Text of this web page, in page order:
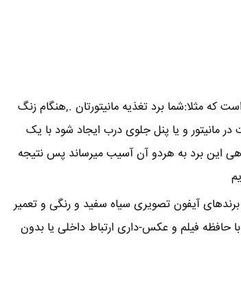
مثلا:شما برد تغذیه مانیتورتان .,هنگام زنگ
و یا پنل جلوی درب ایجاد شود با یک
این برد به هردو آن آسیب میرساند پس نتیجه
آیفون تصویری سیاه سفید و رنگی و تعمیر
فیلم و عکس-داری ارتباط داخلی یا بدون